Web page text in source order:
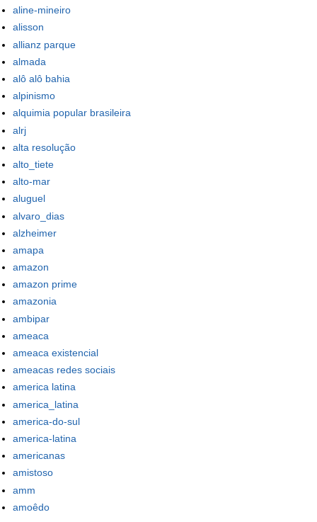
aline-mineiro
alisson
allianz parque
almada
alô alô bahia
alpinismo
alquimia popular brasileira
alrj
alta resolução
alto_tiete
alto-mar
aluguel
alvaro_dias
alzheimer
amapa
amazon
amazon prime
amazonia
ambipar
ameaca
ameaca existencial
ameacas redes sociais
america latina
america_latina
america-do-sul
america-latina
americanas
amistoso
amm
amoêdo